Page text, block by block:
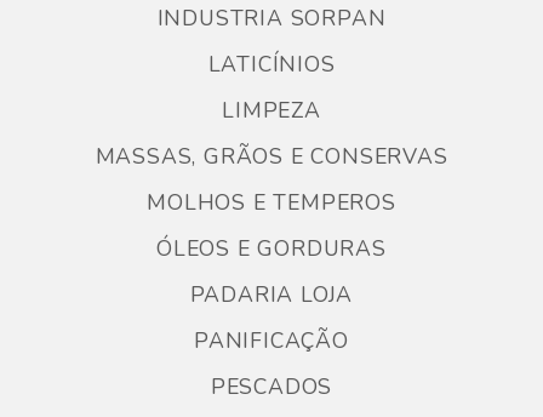
INDUSTRIA SORPAN
LATICÍNIOS
LIMPEZA
MASSAS, GRÃOS E CONSERVAS
MOLHOS E TEMPEROS
ÓLEOS E GORDURAS
PADARIA LOJA
PANIFICAÇÃO
PESCADOS